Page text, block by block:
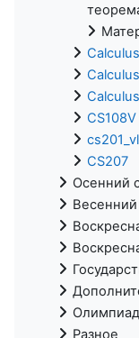
CS108V
cs201_vl
CS207
Осенний
Разное